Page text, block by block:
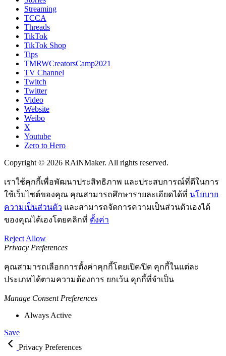
Streaming
TCCA
Threads
TikTok
TikTok Shop
Tips
TMRWCreatorsCamp2021
TV Channel
Twitch
Twitter
Video
Website
Weibo
X
Youtube
Zero to Hero
Copyright © 2026 RAiNMaker. All rights reserved.
เราใช้คุกกี้เพื่อพัฒนาประสิทธิภาพ และประสบการณ์ที่ดีในการ
ใช้เว็บไซต์ของคุณ คุณสามารถศึกษารายละเอียดได้ที่ นโยบาย
ความเป็นส่วนตัว และสามารถจัดการความเป็นส่วนตัวเองได้
ของคุณได้เองโดยคลิกที่ ตั้งค่า
Reject Allow
Privacy Preferences
คุณสามารถเลือกการตั้งค่าคุกกี้โดยเปิด/ปิด คุกกี้ในแต่ละ
ประเภทได้ตามความต้องการ ยกเว้น คุกกี้ที่จำเป็น
Manage Consent Preferences
Always Active
Save
Privacy Preferences